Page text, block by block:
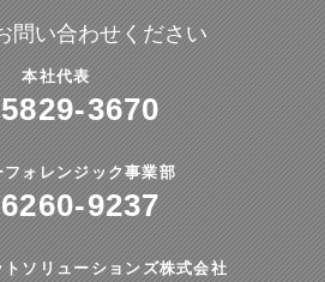
問い合わせください
本社代表
3670
フォレンジック事業部
9237
ソリューションズ株式会社